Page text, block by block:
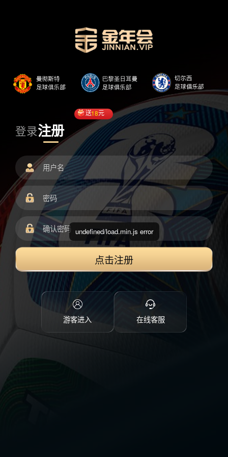
登录注册
送18元
点击注册
游客进入 在线客服
undefined/load.min.js error